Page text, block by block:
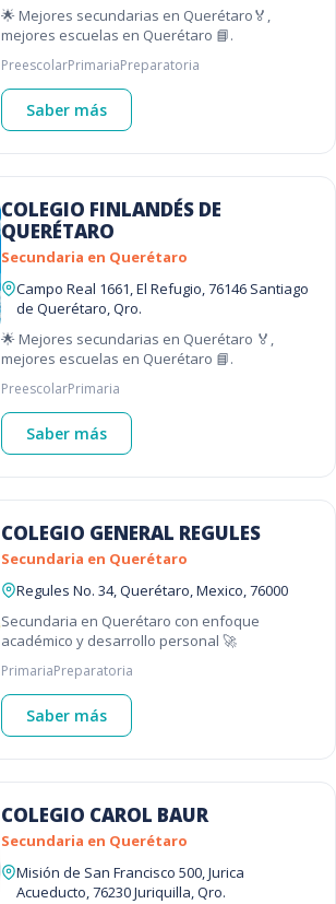
🌟 Mejores secundarias en Querétaro🏅,
mejores escuelas en Querétaro 📘.
PreescolarPrimariaPreparatoria
Saber más
COLEGIO FINLANDÉS DE
QUERÉTARO
Secundaria en Querétaro
Campo Real 1661, El Refugio, 76146 Santiago
de Querétaro, Qro.
🌟 Mejores secundarias en Querétaro 🏅,
mejores escuelas en Querétaro 📘.
PreescolarPrimaria
Saber más
COLEGIO GENERAL REGULES
Secundaria en Querétaro
Regules No. 34, Querétaro, Mexico, 76000
Secundaria en Querétaro con enfoque
académico y desarrollo personal 🚀
PrimariaPreparatoria
Saber más
COLEGIO CAROL BAUR
Secundaria en Querétaro
Misión de San Francisco 500, Jurica
Acueducto, 76230 Juriquilla, Qro.